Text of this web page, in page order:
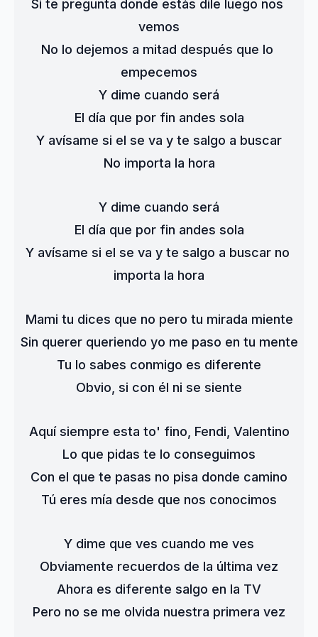
Si te pregunta donde estás dile luego nos
vemos
No lo dejemos a mitad después que lo
empecemos
Y dime cuando será
El día que por fin andes sola
Y avísame si el se va y te salgo a buscar
No importa la hora
Y dime cuando será
El día que por fin andes sola
Y avísame si el se va y te salgo a buscar no
importa la hora
Mami tu dices que no pero tu mirada miente
Sin querer queriendo yo me paso en tu mente
Tu lo sabes conmigo es diferente
Obvio, si con él ni se siente
Aquí siempre esta to' fino, Fendi, Valentino
Lo que pidas te lo conseguimos
Con el que te pasas no pisa donde camino
Tú eres mía desde que nos conocimos
Y dime que ves cuando me ves
Obviamente recuerdos de la última vez
Ahora es diferente salgo en la TV
Pero no se me olvida nuestra primera vez